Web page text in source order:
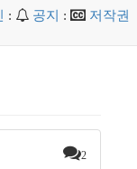
: 공지 : 저작권
2